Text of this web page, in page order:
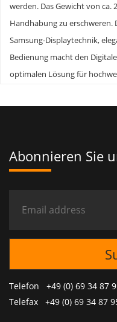
werden. Das Gewicht von ca.
Handhabung zu
Samsung-Displaytechnik,
Bedienung macht den
optimalen Lösung für
Abonnieren Sie
Telefon +49 (0) 69 34 87
Telefax +49 (0) 69 34 87